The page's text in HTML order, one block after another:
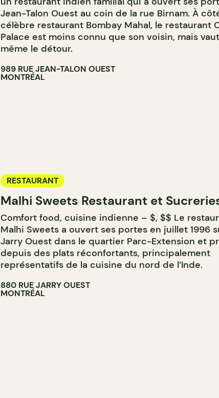
Jean-Talon Ouest au coin de la rue Birnam. À
célèbre restaurant Bombay Mahal, le restaurant
Palace est moins connu que son voisin, mais
même le détour.
989 RUE JEAN-TALON OUEST
MONTRÉAL
RESTAURANT
Malhi Sweets Restaurant et
Comfort food, cuisine indienne – $, $$ Le
Malhi Sweets a ouvert ses portes en juillet 1996
Jarry Ouest dans le quartier Parc-Extension et
depuis des plats réconfortants, principalement
représentatifs de la cuisine du nord de l’Inde.
880 RUE JARRY OUEST
MONTRÉAL